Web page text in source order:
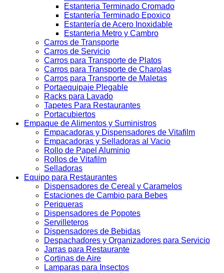
Estanteria Terminado Cromado
Estantería Terminado Epoxico
Estantería de Acero Inoxidable
Estanteria Metro y Cambro
Carros de Transporte
Carros de Servicio
Carros para Transporte de Platos
Carros para Transporte de Charolas
Carros para Transporte de Maletas
Portaequipaje Plegable
Racks para Lavado
Tapetes Para Restaurantes
Portacubiertos
Empaque de Alimentos y Suministros
Empacadoras y Dispensadores de Vitafilm
Empacadoras y Selladoras al Vacio
Rollo de Papel Aluminio
Rollos de Vitafilm
Selladoras
Equipo para Restaurantes
Dispensadores de Cereal y Caramelos
Estaciones de Cambio para Bebes
Periqueras
Dispensadores de Popotes
Servilleteros
Dispensadores de Bebidas
Despachadores y Organizadores para Servicio
Jarras para Restaurante
Cortinas de Aire
Lamparas para Insectos